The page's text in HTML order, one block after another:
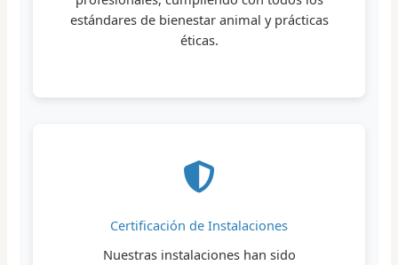
estándares de bienestar animal y prácticas
éticas.
Certificación de Instalaciones
Nuestras instalaciones han sido